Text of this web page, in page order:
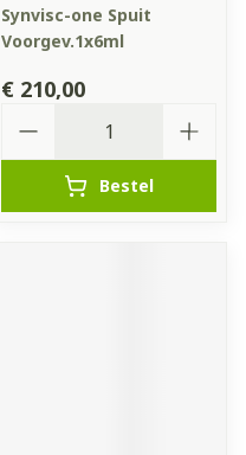
Synvisc-one Spuit
Voorgev.1x6ml
€ 210,00
Bestel